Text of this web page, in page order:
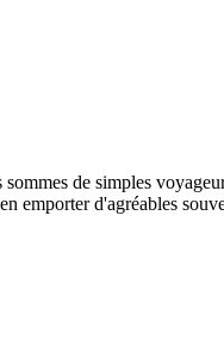
de simples
emporter d'agréables